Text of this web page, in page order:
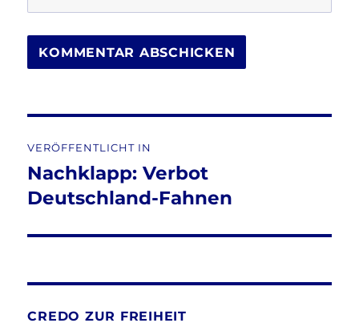
VERÖFFENTLICHT IN
Nachklapp: Verbot
Deutschland-Fahnen
CREDO ZUR FREIHEIT